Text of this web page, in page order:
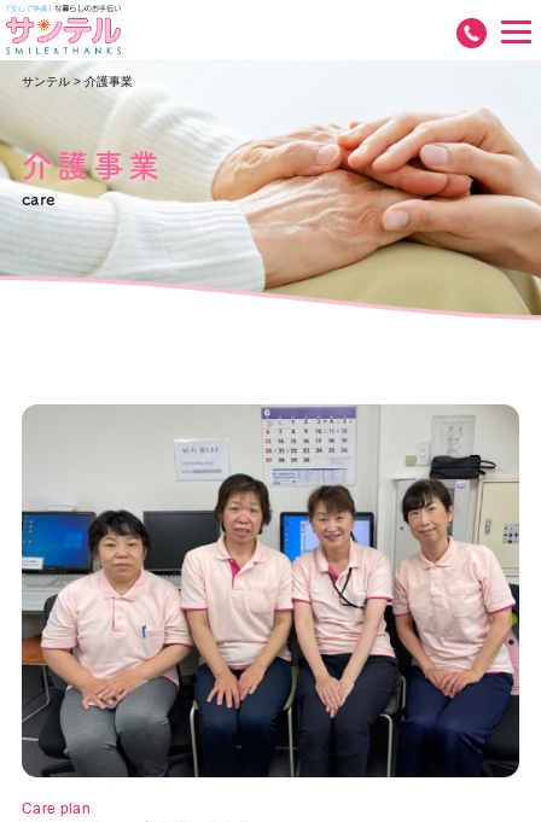
サンテル>介護事業
介護事業
care
Care plan